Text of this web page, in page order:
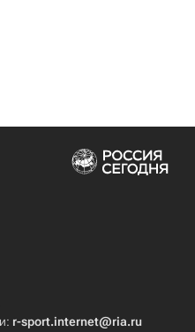
r-sport.internet@ria.ru